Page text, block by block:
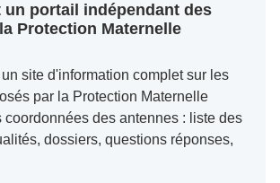
un portail indépendant des
Protection Maternelle
site d'information complet sur les
par la Protection Maternelle
coordonnées des antennes : liste des
dossiers, questions réponses,